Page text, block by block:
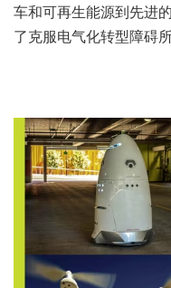
车和可再生能源到先进
了克服电气化转型障碍